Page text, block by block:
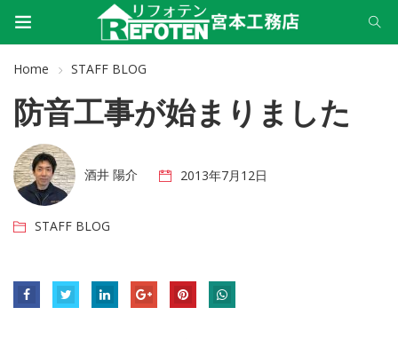
Home STAFF BLOG
防音工事が始まりました
酒井 陽介 2013年7月12日
STAFF BLOG